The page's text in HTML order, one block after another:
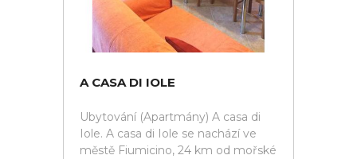
A CASA DI IOLE
Ubytování (Apartmány) A casa di
Iole. A casa di Iole se nachází ve
městě Fiumicino, 24 km od mořské